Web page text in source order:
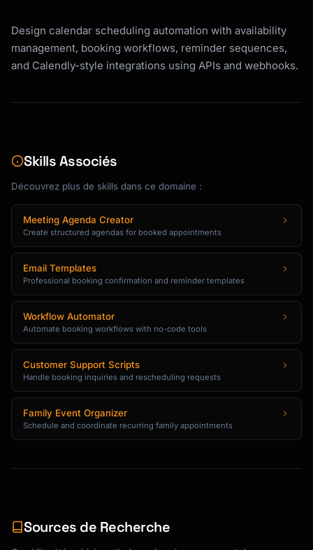
| minimumNotice | Hours in advance required |
24 hours |
| maximumAdvance | Days ahead bookable | 60
| slotDuration | Meeting length | 30 minutes
| dailyLimit | Max meetings per day | 8
## Event Types
Define different appointment types:
```json
{
  "eventTypes": [
    {
      "id": "intro-call",
      "name": "15-Minute Intro Call",
      "duration": 15,
      "description": "Quick introduction to
discuss your needs",
      "color": "#4CAF50",
      "location": "Zoom",
      "questions": [
you like to discuss?", "required": true}
    },
    {
Design calendar scheduling automation with availability
management, booking workflows, reminder sequences,
and Calendly-style integrations using APIs and webhooks.
Skills Associés
Découvrez plus de skills dans ce domaine :
Meeting Agenda Creator
Create structured agendas for booked appointments
Email Templates
Professional booking confirmation and reminder templates
Workflow Automator
Automate booking workflows with no-code tools
Customer Support Scripts
Handle booking inquiries and rescheduling requests
Family Event Organizer
Schedule and coordinate recurring family appointments
Sources de Recherche